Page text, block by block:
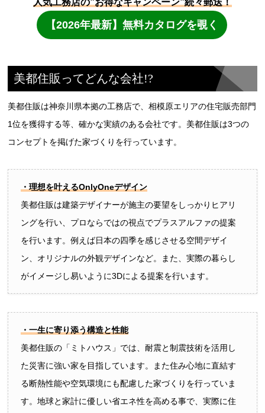
美都住販ってどんな会社!?
美都住販は神奈川県本拠の工務店で、相模原エリアの住宅販売部門
1位を獲得する等、確かな実績のある会社です。美都住販は3つの
コンセプトを掲げた家づくりを行っています。
・理想を叶えるOnlyOneデザイン
美都住販は建築デザイナーが施主の要望をしっかりヒアリ
ングを行い、プロならではの視点でプラスアルファの提案
を行います。例えば日本の四季を感じさせる空間デザイ
ン、オリジナルの外観デザインなど。また、実際の暮らし
がイメージし易いように3Dによる提案を行います。
・一生に寄り添う構造と性能
美都住販の「ミトハウス」では、耐震と制震技術を活用し
た災害に強い家を目指しています。また住み心地に直結す
る断熱性能や空気環境にも配慮した家づくりを行っていま
す。地球と家計に優しい省エネ性を高める事で、実際に住